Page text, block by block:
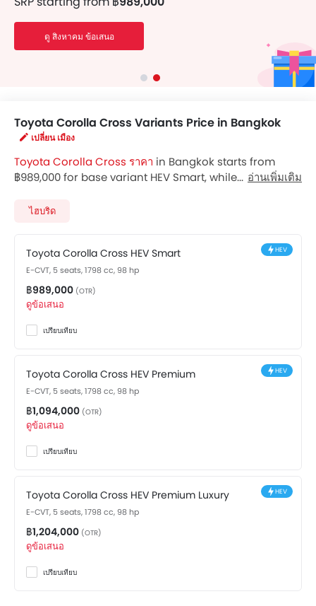
ดู สิงหาคม ข้อเสนอ
Toyota Corolla Cross Variants Price in Bangkok
เปลี่ยน เมือง
Toyota Corolla Cross ราคา in Bangkok starts from
฿989,000 for base variant HEV Smart, while the top
Visit your nearest
Cross variants available in Thailand, check out all
variants price below.
อ่านเพิ่มเติม
ไฮบริด
Toyota Corolla Cross HEV Smart HEV
E-CVT, 5 seats, 1798 cc, 98 hp
฿989,000 (OTR)
ดูข้อเสนอ
เปรียบเทียบ
Toyota Corolla Cross HEV Premium HEV
E-CVT, 5 seats, 1798 cc, 98 hp
฿1,094,000 (OTR)
ดูข้อเสนอ
เปรียบเทียบ
Toyota Corolla Cross HEV Premium Luxury HEV
E-CVT, 5 seats, 1798 cc, 98 hp
฿1,204,000 (OTR)
ดูข้อเสนอ
เปรียบเทียบ